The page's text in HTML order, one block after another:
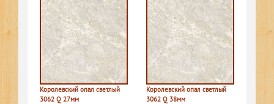
Королевский опал светлый
3062 Q 27мм
Королевский опал светлый
3062 Q 38мм